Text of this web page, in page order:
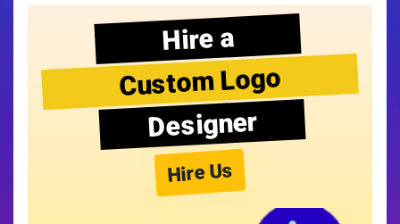
Hire a
Custom Logo
Designer
Hire Us